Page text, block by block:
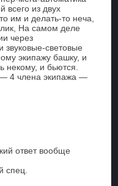
всего из двух
им и делать-то неча,
На самом деле
через
световые
экипажу башку, и
некому, и бьются.
— 4 члена экипажа —
ответ вообще
спец.